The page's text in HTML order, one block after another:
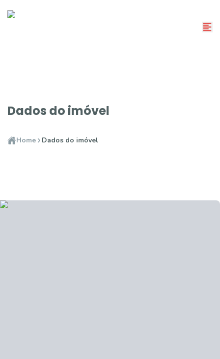
Dados do imóvel
Home Dados do imóvel